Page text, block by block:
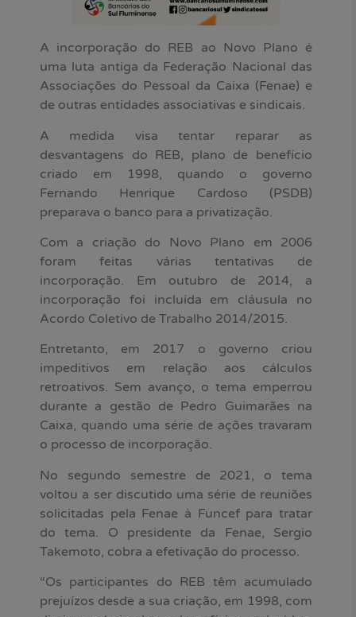
A incorporação do REB ao Novo Plano é
uma luta antiga da Federação Nacional das
Associações do Pessoal da Caixa (Fenae) e
de outras entidades associativas e sindicais.
A medida visa tentar reparar as
desvantagens do REB, plano de benefício
criado em 1998, quando o governo
Fernando Henrique Cardoso (PSDB)
preparava o banco para a privatização.
Com a criação do Novo Plano em 2006
foram feitas várias tentativas de
incorporação. Em outubro de 2014, a
incorporação foi incluída em cláusula no
Acordo Coletivo de Trabalho 2014/2015.
Entretanto, em 2017 o governo criou
impeditivos em relação aos cálculos
retroativos. Sem avanço, o tema emperrou
durante a gestão de Pedro Guimarães na
Caixa, quando uma série de ações travaram
o processo de incorporação.
No segundo semestre de 2021, o tema
voltou a ser discutido uma série de reuniões
solicitadas pela Fenae à Funcef para tratar
do tema. O presidente da Fenae, Sergio
Takemoto, cobra a efetivação do processo.
“Os participantes do REB têm acumulado
prejuízos desde a sua criação, em 1998, com